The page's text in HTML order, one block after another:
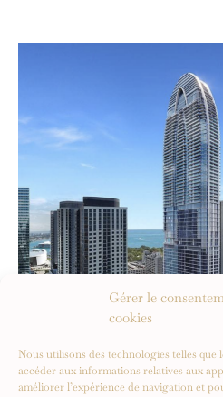
Gérer le
cookies
Nous utilisons des technologies telles
accéder aux informations relatives aux
améliorer l’expérience de navigation et